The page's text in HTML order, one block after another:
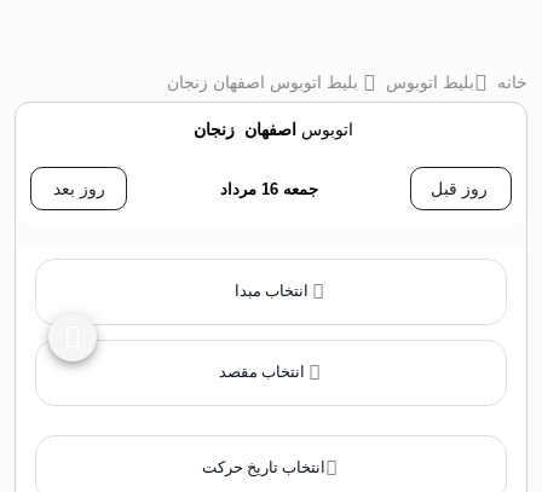
خانه بلیط اتوبوس بلیط اتوبوس اصفهان زنجان
اتوبوس اصفهان زنجان
روز قبل جمعه 16 مرداد روز بعد
انتخاب تاریخ حرکت